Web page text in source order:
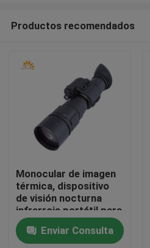
En casa.
Productos
Sobre nosotros
Productos recomendados
Monocular de imagen
térmica, dispositivo
de visión nocturna
infrarroja portátil para
vigilancia exterior,
observación de vida
Enviar Consulta